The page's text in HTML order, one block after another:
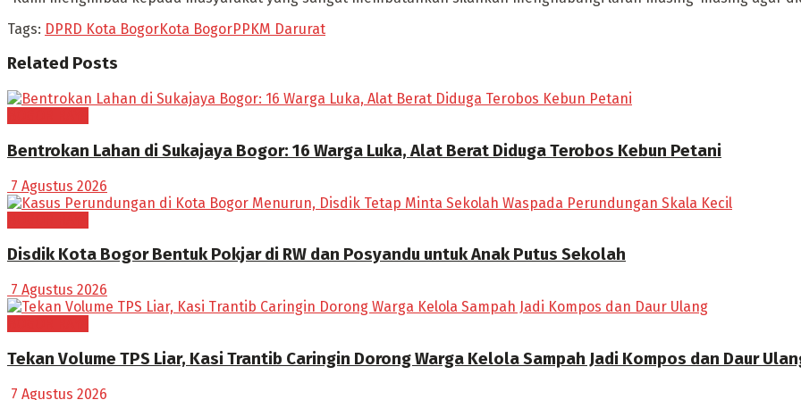
Tags: DPRD Kota BogorKota BogorPPKM Darurat
Related Posts
Bentrokan Lahan di Sukajaya Bogor: 16 Warga Luka, Alat Berat Diduga Terobos Kebun Petani
7 Agustus 2026
Disdik Kota Bogor Bentuk Pokjar di RW dan Posyandu untuk Anak Putus Sekolah
7 Agustus 2026
Tekan Volume TPS Liar, Kasi Trantib Caringin Dorong Warga Kelola Sampah Jadi Kompos dan Daur
7 Agustus 2026